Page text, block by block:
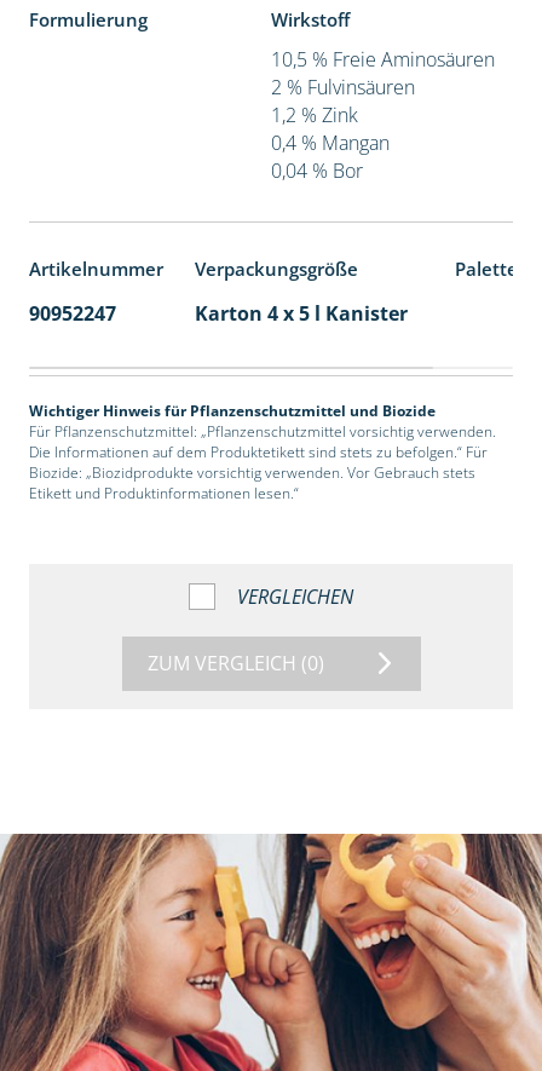
Formulierung Wirkstoff
10,5 % Freie Aminosäuren
2 % Fulvinsäuren
1,2 % Zink
0,4 % Mangan
0,04 % Bor
Artikelnummer Verpackungsgröße
90952247 Karton 4 x 5 l Kanister
Wichtiger Hinweis für Pflanzenschutzmittel und Biozide
Für Pflanzenschutzmittel: „Pflanzenschutzmittel vorsichtig verwenden.
Die Informationen auf dem Produktetikett sind stets zu befolgen.“ Für
Biozide: „Biozidprodukte vorsichtig verwenden. Vor Gebrauch stets
Etikett und Produktinformationen lesen.“
VERGLEICHEN
ZUM VERGLEICH (0)